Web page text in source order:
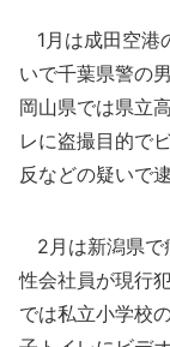
1月は成田空港
いで千葉県警の
岡山県では県立
レに盗撮目的で
反などの疑いで
2月は新潟県で
性会社員が現行
では私立小学校